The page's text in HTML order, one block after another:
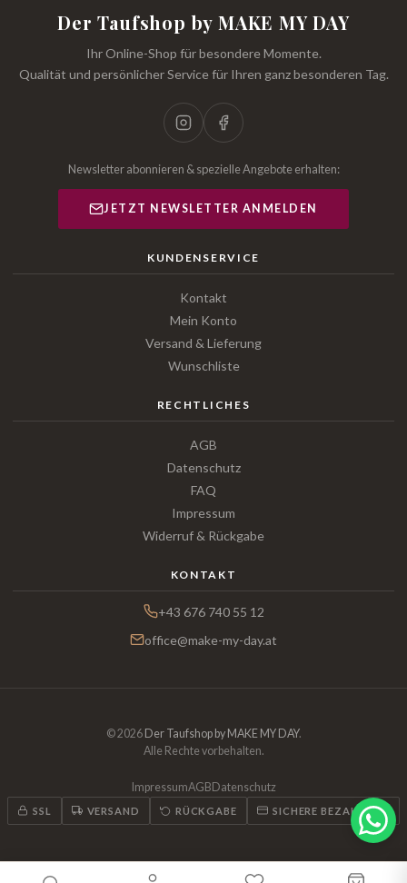
Der Taufshop by MAKE MY DAY
Ihr Online-Shop für besondere Momente.
Qualität und persönlicher Service für Ihren ganz besonderen Tag.
Newsletter abonnieren & spezielle Angebote erhalten:
JETZT NEWSLETTER ANMELDEN
KUNDENSERVICE
Kontakt
Mein Konto
Versand & Lieferung
Wunschliste
RECHTLICHES
AGB
Datenschutz
FAQ
Impressum
Widerruf & Rückgabe
KONTAKT
+43 676 740 55 12
office@make-my-day.at
© 2026 Der Taufshop by MAKE MY DAY.
Alle Rechte vorbehalten.
ImpressumAGBDatenschutz
SSL VERSAND RÜCKGABE SICHERE BEZAHLUNG